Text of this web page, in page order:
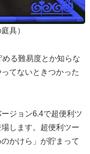
具）
る難易度とか知らな
てないときつかった
ジョン6.4で超便利ツ
場します。超便利ツー
かけら」が貯まって